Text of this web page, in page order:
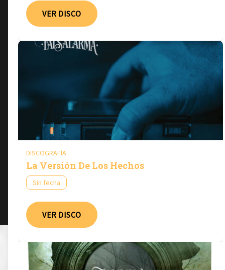
VER DISCO
DISCOGRAFÍA
La Versión De Los Hechos
Sin fecha
VER DISCO